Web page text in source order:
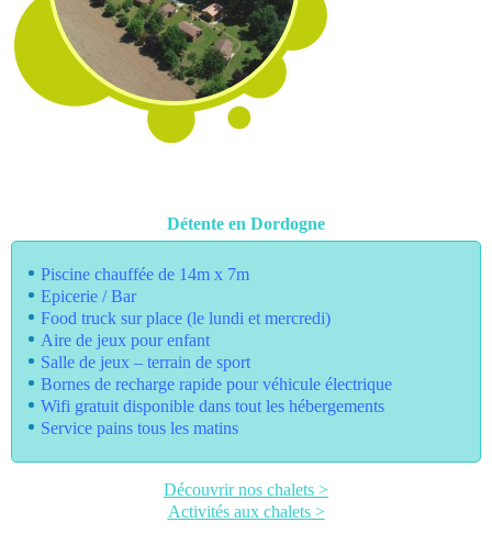
Détente en Dordogne
Piscine chauffée de 14m x 7m
Epicerie / Bar
Food truck sur place (le lundi et mercredi)
Aire de jeux pour enfant
Salle de jeux – terrain de sport
Bornes de recharge rapide pour véhicule électrique
Wifi gratuit disponible dans tout les hébergements
Service pains tous les matins
Découvrir nos chalets >
Activités aux chalets >